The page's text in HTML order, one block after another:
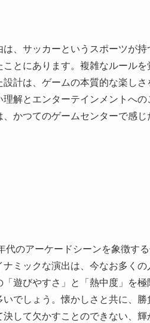
、サッカーというスポーツが
とにあります。複雑なルール
計は、ゲームの本質的な楽し
解とエンターテインメントへの
かつてのゲームセンターで感
のアーケードシーンを象徴する
ミックな演出は、今なお多くの
遊びやすさ」と「熱中度」を
でしょう。懐かしさと共に、
して欠かすことのできない、輝